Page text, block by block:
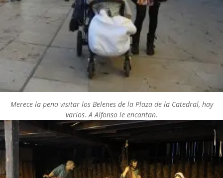
Merece la pena visitar los Belenes de la Plaza de la Catedral, hay
varios. A Alfonso le encantan.